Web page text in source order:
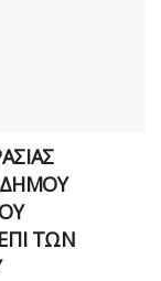
ΔΗΜΟΥ
ΤΩΝ